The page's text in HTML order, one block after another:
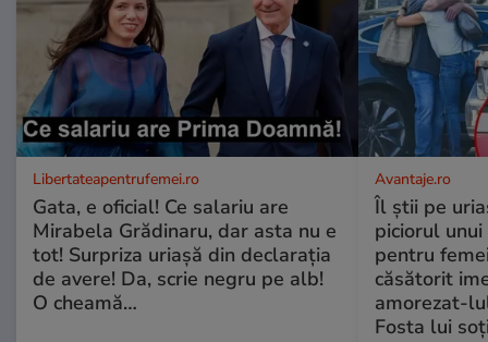
Libertateapentrufemei.ro
Gata, e oficial! Ce salariu are
Mirabela Grădinaru, dar asta nu e
tot! Surpriza uriașă din declarația
de avere! Da, scrie negru pe alb!
O cheamă…
Avantaje.ro
Îl știi pe
piciorul
pentru
căsătorit
amorezat-
Fosta lui